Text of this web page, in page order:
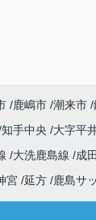
鹿嶋市 潮来市
知手中央 大字平
大洗鹿島線 成
宮 延方 鹿島サ